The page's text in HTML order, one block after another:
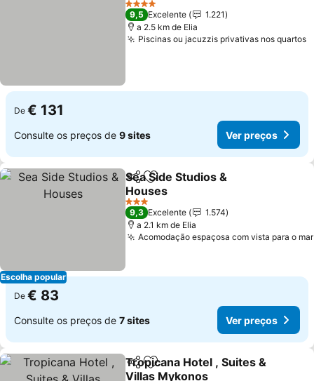
4 Estrelas
9,5 Excelente
1.221
a 2.5 km de Elia
Piscinas ou jacuzzis privativas nos quartos
De € 131
Consulte os preços de 9 sites Ver preços
Escolha popular
PartilharAdicionar aos favoritos
Sea Side Studios &
Houses
3 Estrelas
9,3 Excelente
1.574
a 2.1 km de Elia
Acomodação espaçosa com vista para o mar
De € 83
Consulte os preços de 7 sites Ver preços
PartilharAdicionar aos favoritos
Tropicana Hotel , Suites &
Villas Mykonos